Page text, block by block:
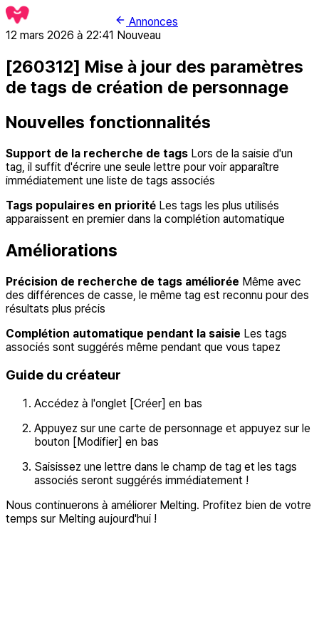
Annonces
12 mars 2026 à 22:41 Nouveau
[260312] Mise à jour des paramètres
de tags de création de personnage
Nouvelles fonctionnalités
Support de la recherche de tags Lors de la saisie d'un
tag, il suffit d'écrire une seule lettre pour voir apparaître
immédiatement une liste de tags associés
Tags populaires en priorité Les tags les plus utilisés
apparaissent en premier dans la complétion automatique
Améliorations
Précision de recherche de tags améliorée Même avec
des différences de casse, le même tag est reconnu pour des
résultats plus précis
Complétion automatique pendant la saisie Les tags
associés sont suggérés même pendant que vous tapez
Guide du créateur
Accédez à l'onglet [Créer] en bas
Appuyez sur une carte de personnage et appuyez sur le
bouton [Modifier] en bas
Saisissez une lettre dans le champ de tag et les tags
associés seront suggérés immédiatement !
Nous continuerons à améliorer Melting. Profitez bien de votre
temps sur Melting aujourd'hui !